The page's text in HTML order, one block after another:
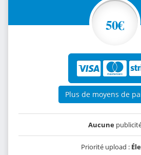
50€
Plus de moyens de
Aucune
Priorité upload :